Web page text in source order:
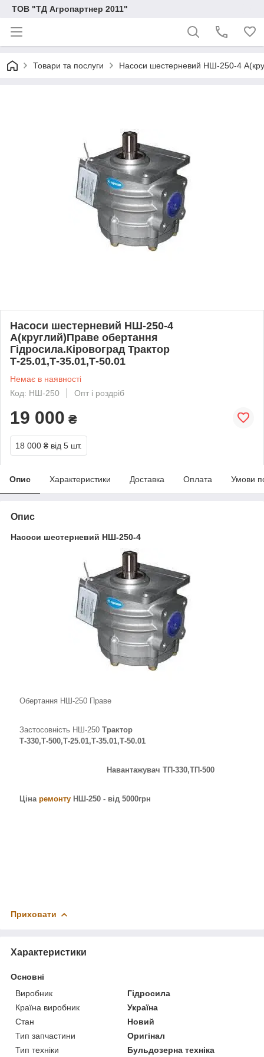
ТОВ "ТД Агропартнер 2011"
Товари та послуги Насоси шестерневий НШ-250-4
Насоси шестерневий НШ-250-4
А(круглий)Праве обертання
Гідросила.Кіровоград Трактор
Т-25.01,Т-35.01,Т-50.01
Немає в наявності
Код: НШ-250
Опт і роздріб
19 000 ₴
18 000 ₴ від 5 шт.
Опис Характеристики Доставка Оплата Умови
Опис
Насоси шестерневий НШ-250-4
Обертання НШ-250 Праве
Застосовність НШ-250 Трактор
Т-330,Т-500,Т-25.01,Т-35.01,Т-50.01
Навантажувач ТП-330,ТП-500
Ціна ремонту НШ-250 - від 5000грн
Приховати
Характеристики
Основні
Виробник
Гідросила
Країна виробник
Україна
Стан
Новий
Тип запчастини
Оригінал
Тип техніки
Бульдозерна техніка